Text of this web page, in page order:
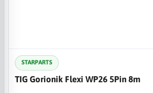
STARPARTS
TIG Gorionik Flexi WP26 5Pin 8m